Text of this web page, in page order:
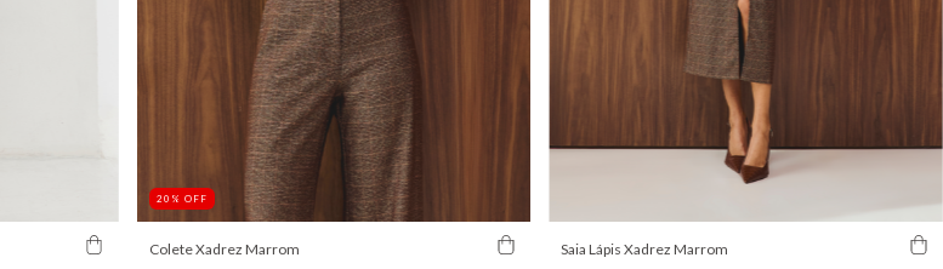
20 % OFF
Colete Xadrez Marrom
Saia Lápis Xadrez Marrom